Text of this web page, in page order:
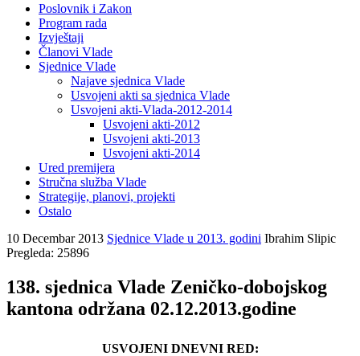
Poslovnik i Zakon
Program rada
Izvještaji
Članovi Vlade
Sjednice Vlade
Najave sjednica Vlade
Usvojeni akti sa sjednica Vlade
Usvojeni akti-Vlada-2012-2014
Usvojeni akti-2012
Usvojeni akti-2013
Usvojeni akti-2014
Ured premijera
Stručna služba Vlade
Strategije, planovi, projekti
Ostalo
10 Decembar 2013 Sjednice Vlade u 2013. godini Ibrahim Slipic
Pregleda: 25896
138. sjednica Vlade Zeničko-dobojskog
kantona održana 02.12.2013.godine
USVOJENI DNEVNI RED: